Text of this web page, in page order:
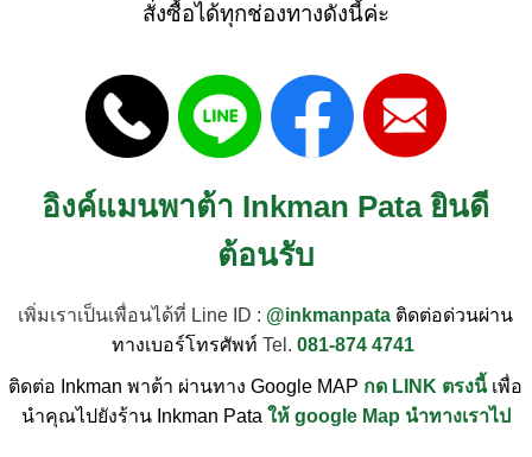
สั่งซื้อได้ทุกช่องทางดังนี้ค่ะ
อิงค์แมนพาต้า Inkman Pata ยินดี
ต้อนรับ
เพิ่มเราเป็นเพื่อนได้ที่ Line ID : @inkmanpata ติดต่อด่วนผ่าน
ทางเบอร์โทรศัพท์Tel. 081-874 4741
ติดต่อ Inkman พาต้า ผ่านทาง Google MAP กด LINK ตรงนี้เพื่อ
นำคุณไปยังร้าน Inkman Pata ให้ google Map นำทางเราไป